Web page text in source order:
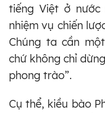
tiếng Việt ở
nhiệm vụ chiến
Chúng ta cần
chứ không chỉ
phong trào”.
Cụ thể, kiều bào